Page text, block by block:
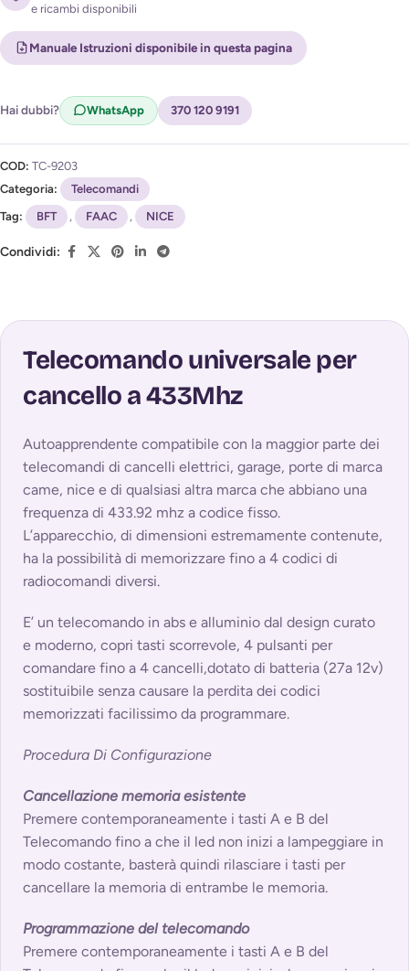
Acconsento al trattamento dei miei dati per ricevere
l'avviso di disponibilità (Privacy Policy)
e ricambi disponibili
Manuale Istruzioni disponibile in questa pagina
Hai dubbi? WhatsApp 370 120 9191
COD: TC-9203
Categoria:
Telecomandi
Tag:
BFT , FAAC , NICE
Condividi:
Telecomando universale per
cancello a 433Mhz
Autoapprendente compatibile con la maggior parte dei
telecomandi di cancelli elettrici, garage, porte di marca
came, nice e di qualsiasi altra marca che abbiano una
frequenza di 433.92 mhz a codice fisso.
L’apparecchio, di dimensioni estremamente contenute,
ha la possibilità di memorizzare fino a 4 codici di
radiocomandi diversi.
E’ un telecomando in abs e alluminio dal design curato
e moderno, copri tasti scorrevole, 4 pulsanti per
comandare fino a 4 cancelli,dotato di batteria (27a 12v)
sostituibile senza causare la perdita dei codici
memorizzati facilissimo da programmare.
Procedura Di Configurazione
Cancellazione memoria esistente
Premere contemporaneamente i tasti A e B del
Telecomando fino a che il led non inizi a lampeggiare in
modo costante, basterà quindi rilasciare i tasti per
cancellare la memoria di entrambe le memoria.
Programmazione del telecomando
Premere contemporaneamente i tasti A e B del